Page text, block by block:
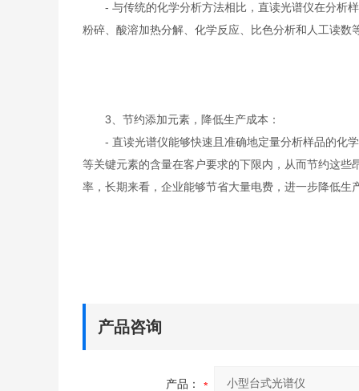
- 与传统的化学分析方法相比，直读光谱仪在分析样
粉碎、酸溶加热分解、化学反应、比色分析和人工读数
3、节约添加元素，降低生产成本：
- 直读光谱仪能够快速且准确地定量分析样品的化学
等关键元素的含量在客户要求的下限内，从而节约这
率，长期来看，企业能够节省大量电费，进一步降低生
产品咨询
产品：